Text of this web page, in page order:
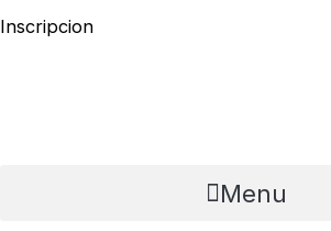
Inscripcion
Menu